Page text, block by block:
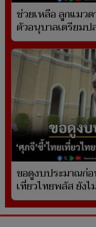
ช่วยเหลือ ลูกแมว
ตัวอนุบาลเตรียม
ขอดูงบประมาณก่อ
เที่ยวไทยพลัส ยังไ